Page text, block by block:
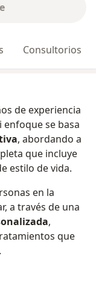
Consultorios
de experiencia
se basa
, abordando a
que incluye
estilo de vida.
en la
a través de una
,
que